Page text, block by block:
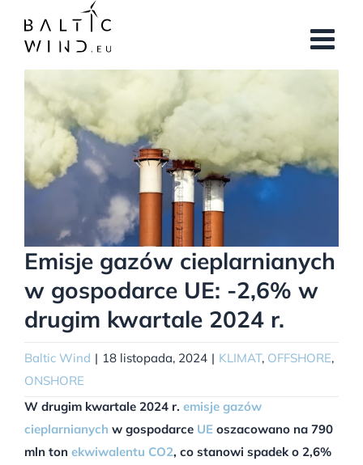
zawartości
Pokaż
większy
obrazek
Emisje gazów cieplarnianych
w gospodarce UE: -2,6% w
drugim kwartale 2024 r.
Baltic Wind | 18 listopada, 2024 | KLIMAT, OFFSHORE,
ONSHORE
W drugim kwartale 2024 r. emisje gazów
cieplarnianych w gospodarce UE oszacowano na 790
mln ton ekwiwalentu CO2, co stanowi spadek o 2,6%